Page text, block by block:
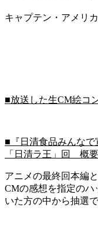
キャプテン・アメリ
■放送した生CM絵コ
■『日清食品みんなで
「日清ラ王」回 概要
アニメの最終回本編
CMの感想を指定のハ
いた方の中から抽選